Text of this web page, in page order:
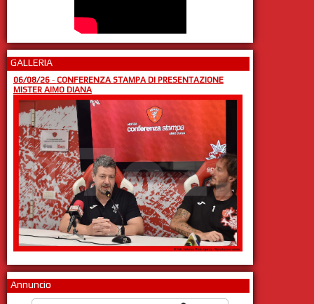
GALLERIA
06/08/26- CONFERENZA STAMPA DI PRESENTAZIONE
MISTER AIMO DIANA
Annuncio